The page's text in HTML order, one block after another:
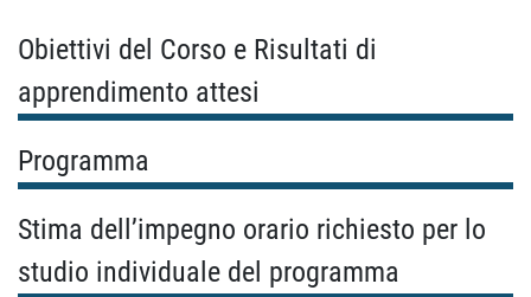
Obiettivi del Corso e Risultati di
apprendimento attesi
Programma
Stima dell’impegno orario richiesto per lo
studio individuale del programma